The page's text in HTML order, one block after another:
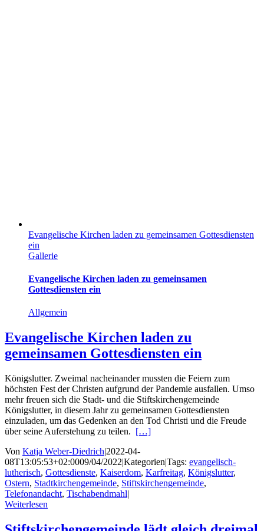
Evangelische Kirchen laden zu gemeinsamen Gottesdiensten
ein
Gallerie
Evangelische Kirchen laden zu gemeinsamen
Gottesdiensten ein
Allgemein
Evangelische Kirchen laden zu
gemeinsamen Gottesdiensten ein
Königslutter. Zweimal nacheinander mussten die Feiern zum
höchsten Fest der Christen aufgrund der Pandemie ausfallen. Umso
mehr freuen sich die Stadt- und die Stiftskirchengemeinde
Königslutter, in diesem Jahr zu gemeinsamen Gottesdiensten
einzuladen, um das Gedenken an den Tod Christi und die Freude
über seine Auferstehung zu teilen. […]
Von Katja Weber-Diedrich|2022-04-
08T13:05:53+02:0009/04/2022|Kategorien|Tags: evangelisch-
lutherisch, Gottesdienste, Kaiserdom, Karfreitag, Königslutter,
Ostern, Stadtkirchengemeinde, Stiftskirchengemeinde,
Telefonandacht, Tischabendmahl|
Weiterlesen